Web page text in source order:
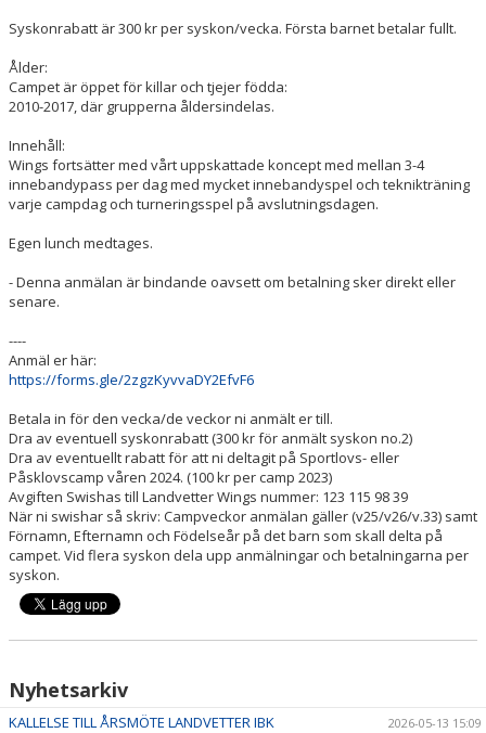
Syskonrabatt är 300 kr per syskon/vecka. Första barnet betalar fullt.
Ålder:
Campet är öppet för killar och tjejer födda:
2010-2017, där grupperna åldersindelas.
Innehåll:
Wings fortsätter med vårt uppskattade koncept med mellan 3-4
innebandypass per dag med mycket innebandyspel och teknikträning
varje campdag och turneringsspel på avslutningsdagen.
Egen lunch medtages.
- Denna anmälan är bindande oavsett om betalning sker direkt eller
senare.
----
Anmäl er här:
https://forms.gle/2zgzKyvvaDY2EfvF6
Betala in för den vecka/de veckor ni anmält er till.
Dra av eventuell syskonrabatt (300 kr för anmält syskon no.2)
Dra av eventuellt rabatt för att ni deltagit på Sportlovs- eller
Påsklovscamp våren 2024. (100 kr per camp 2023)
Avgiften Swishas till Landvetter Wings nummer: 123 115 98 39
När ni swishar så skriv: Campveckor anmälan gäller (v25/v26/v.33) samt
Förnamn, Efternamn och Födelseår på det barn som skall delta på
campet. Vid flera syskon dela upp anmälningar och betalningarna per
syskon.
Nyhetsarkiv
KALLELSE TILL ÅRSMÖTE LANDVETTER IBK 2026-05-13 15:09